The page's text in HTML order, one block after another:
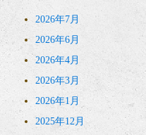
2026年7月
2026年6月
2026年4月
2026年3月
2026年1月
2025年12月